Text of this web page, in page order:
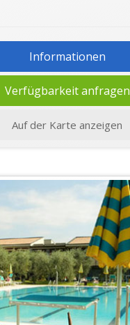
Informationen
Verfügbarkeit anfragen
Auf der Karte anzeigen